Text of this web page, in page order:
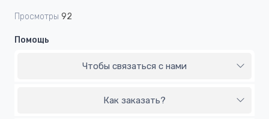
Просмотры 92
Помощь
Чтобы связаться с нами
Как заказать?